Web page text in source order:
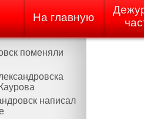
На главную
поменяли
написал